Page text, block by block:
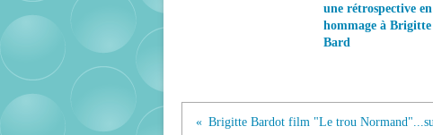
une rétrospective en
hommage à Brigitte
Bard